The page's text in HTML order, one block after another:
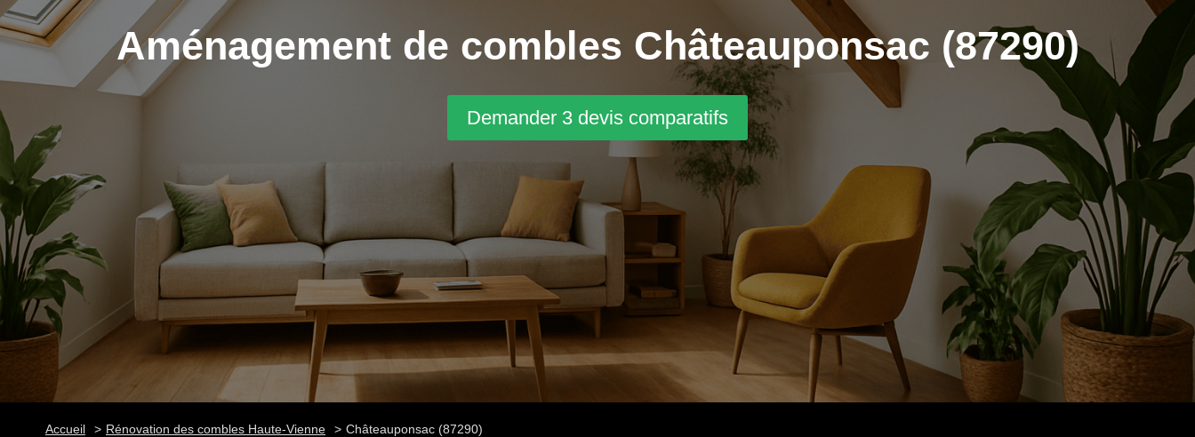
Aménagement de combles Châteauponsac (87290)
Demander 3 devis comparatifs
Accueil Rénovation des combles Haute-Vienne Châteauponsac (87290)